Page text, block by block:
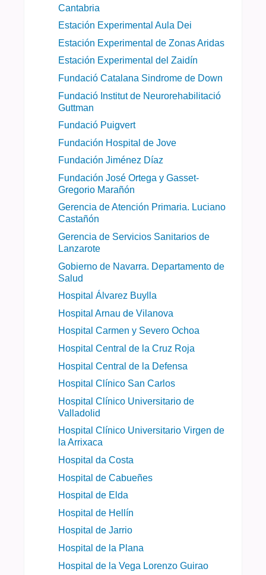
Cantabria
Estación Experimental Aula Dei
Estación Experimental de Zonas Aridas
Estación Experimental del Zaidín
Fundació Catalana Sindrome de Down
Fundació Institut de Neurorehabilitació
Guttman
Fundació Puigvert
Fundación Hospital de Jove
Fundación Jiménez Díaz
Fundación José Ortega y Gasset-
Gregorio Marañón
Gerencia de Atención Primaria. Luciano
Castañón
Gerencia de Servicios Sanitarios de
Lanzarote
Gobierno de Navarra. Departamento de
Salud
Hospital Álvarez Buylla
Hospital Arnau de Vilanova
Hospital Carmen y Severo Ochoa
Hospital Central de la Cruz Roja
Hospital Central de la Defensa
Hospital Clínico San Carlos
Hospital Clínico Universitario de
Valladolid
Hospital Clínico Universitario Virgen de
la Arrixaca
Hospital da Costa
Hospital de Cabueñes
Hospital de Elda
Hospital de Hellín
Hospital de Jarrio
Hospital de la Plana
Hospital de la Vega Lorenzo Guirao